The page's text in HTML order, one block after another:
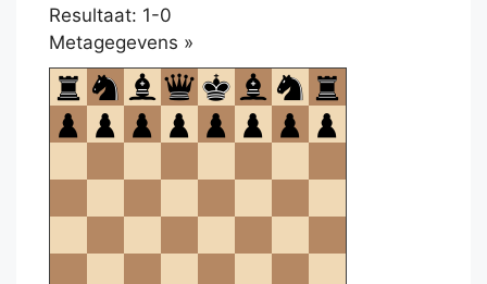
Resultaat: 1-0
Metagegevens »
om
te
openen.